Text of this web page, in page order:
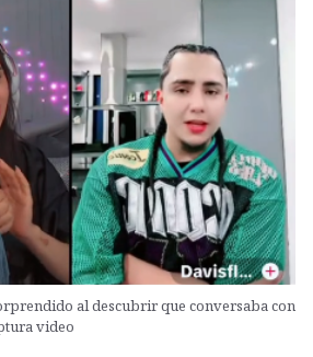
al descubrir que conversaba con
video